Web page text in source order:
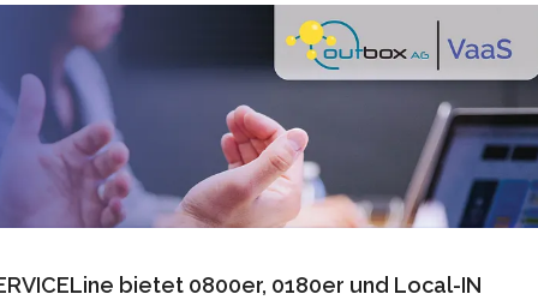
bietet 0800er, 0180er und Local-IN